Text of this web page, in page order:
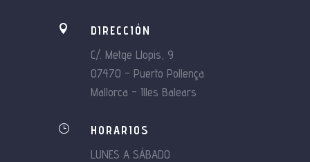

DIRECCIÓN
C/. Metge Llopis, 9
07470 – Puerto Pollença
Mallorca – Illes Balears
}
HORARIOS
LUNES A SÁBADO